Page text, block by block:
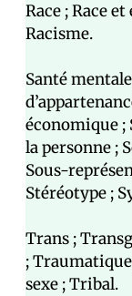
Race ; Race
Racisme.
Santé
économique ;
la personne ;
Sous-
Stéréotype ;
Trans ;
;
sexe ; Tribal.